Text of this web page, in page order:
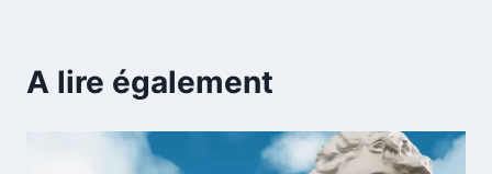
A lire également